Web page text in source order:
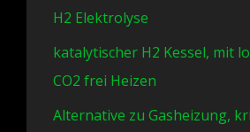
H2 Elektrolyse
katalytischer H2 Kessel, mit
CO2 frei Heizen
Alternative zu Gasheizung,